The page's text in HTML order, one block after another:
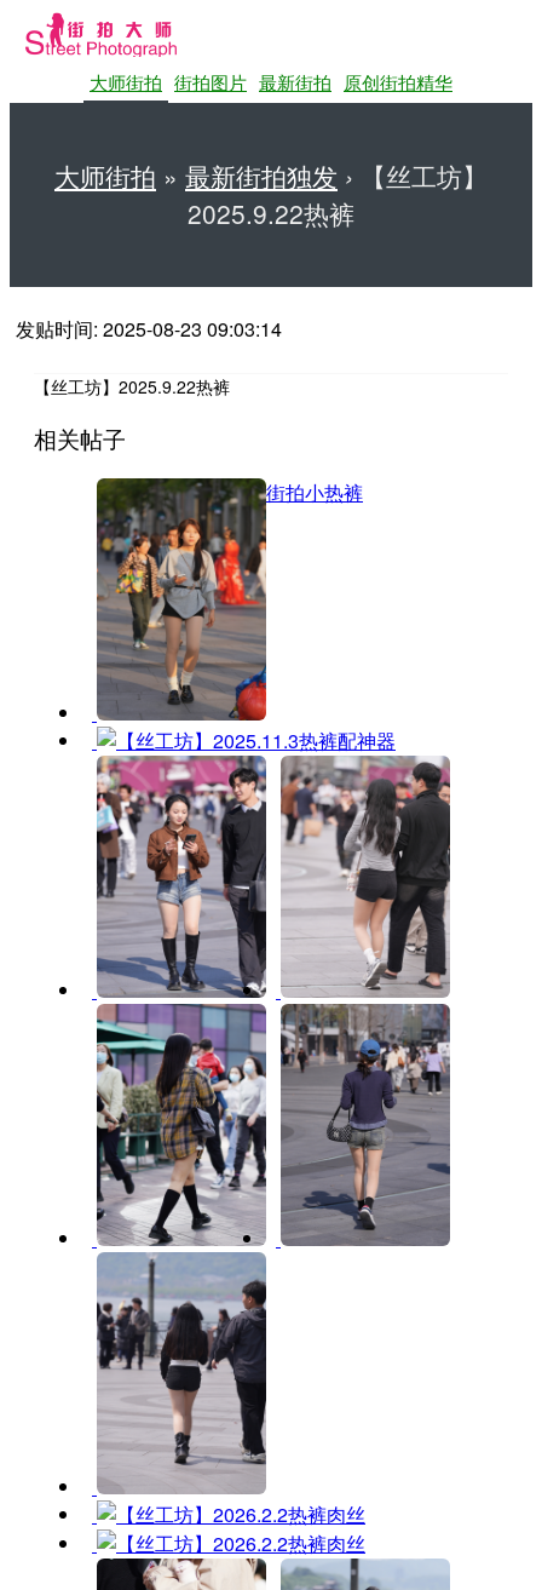
大师街拍 街拍图片 最新街拍 原创街拍精华
大师街拍 » 最新街拍独发 ›
【丝工坊】
2025.9.22热裤
发贴时间: 2025-08-23 09:03:14
【丝工坊】2025.9.22热裤
相关帖子
街拍小热裤